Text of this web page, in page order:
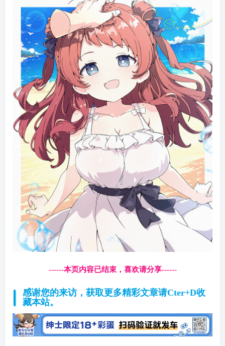
------本页内容已结束，喜欢请分享------
感谢您的来访，获取更多精彩文章请Cter+D收
藏本站。